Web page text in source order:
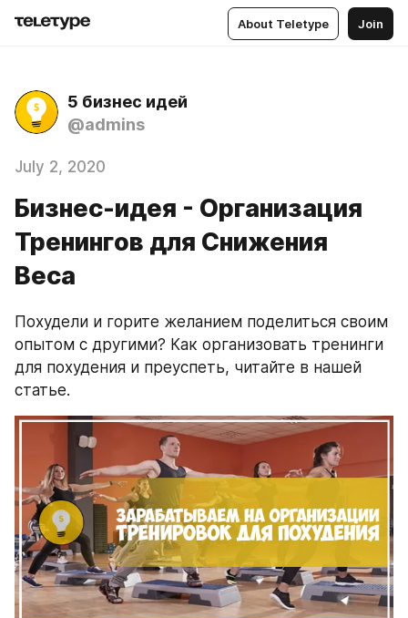
About Teletype Join
5 бизнес идей
@admins
July 2, 2020
Бизнес-идея - Организация
Тренингов для Снижения
Веса
Похудели и горите желанием поделиться своим
опытом с другими? Как организовать тренинги
для похудения и преуспеть, читайте в нашей
статье.